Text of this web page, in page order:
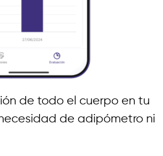
de todo el cuerpo en tu
de adipómetro ni